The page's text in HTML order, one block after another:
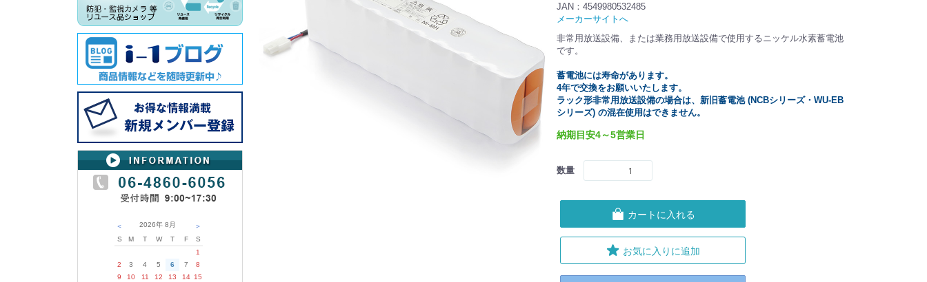
＜ 2026年 8月
＞
S
M T W T F
S
1
2
3 4 5 6 7
8
9
10 11 12 13 14 15
JAN：4549980532485
メーカーサイトへ
非常用放送設備、または業務用放送設備で使用するニッケル水素蓄電池
です。
蓄電池には寿命があります。
4年で交換をお願いいたします。
ラック形非常用放送設備の場合は、新旧蓄電池 (NCBシリーズ・WU-EB
シリーズ) の混在使用はできません。
納期目安4～5営業日
数量
カートに入れる
お気に入りに追加